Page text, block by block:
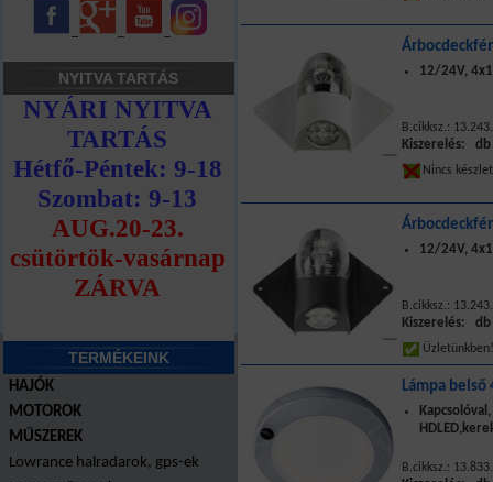
NYITVA TARTÁS
TERMÉKEINK
HAJÓK
MOTOROK
MŰSZEREK
Lowrance halradarok, gps-ek
12/24V,
B.cikksz.:
Kiszerelés: db
Nincs
12/24V,
B.cikksz.:
Kiszerelés: db
Lámpa belső
B.cikksz.: